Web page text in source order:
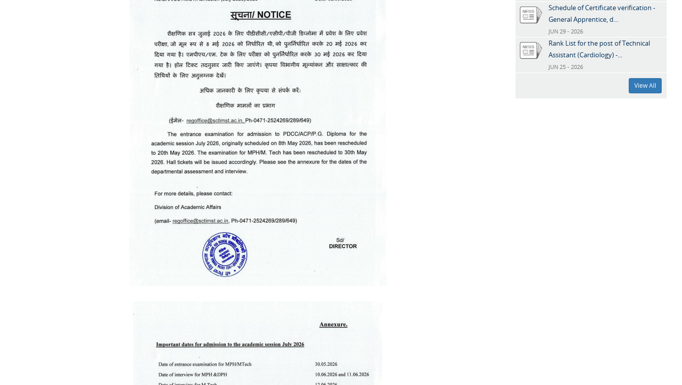
Schedule of Certificate verification -
General Apprentice, d...
JUN 29 - 2026
Rank List for the post of Technical
Assistant (Cardiology) -...
JUN 25 - 2026
View All